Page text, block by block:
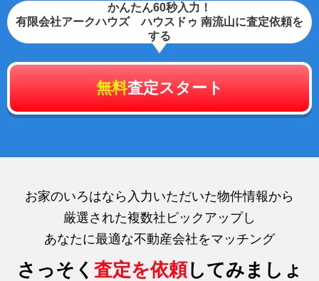
かんたん60秒入力！
有限会社アークハウズ ハウスドゥ 南流山に査定依頼を
する
無料査定スタート
お家のいろはなら入力いただいた物件情報から
厳選された複数社ピックアップし
あなたに最適な不動産会社をマッチング
さっそく 査定を依頼してみましょ